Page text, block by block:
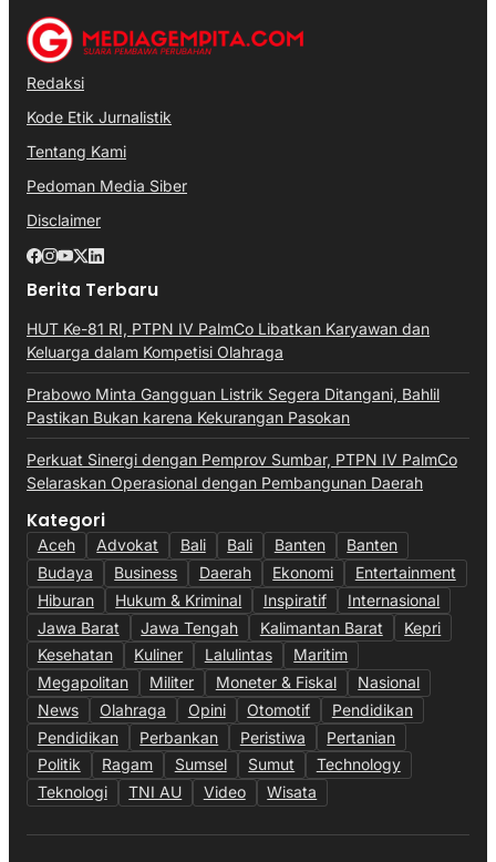
Redaksi
Kode Etik Jurnalistik
Tentang Kami
Pedoman Media Siber
Disclaimer
Berita Terbaru
HUT Ke-81 RI, PTPN IV PalmCo Libatkan Karyawan dan
Keluarga dalam Kompetisi Olahraga
Prabowo Minta Gangguan Listrik Segera Ditangani, Bahlil
Pastikan Bukan karena Kekurangan Pasokan
Perkuat Sinergi dengan Pemprov Sumbar, PTPN IV PalmCo
Selaraskan Operasional dengan Pembangunan Daerah
Kategori
Aceh Advokat Bali Bali Banten
Banten
Budaya
Business Daerah Ekonomi
Entertainment
Hiburan
Hukum & Kriminal Inspiratif
Internasional
Jawa Barat
Jawa Tengah Kalimantan Barat
Kepri
Kesehatan
Kuliner Lalulintas
Maritim
Megapolitan
Militer Moneter & Fiskal
Nasional
News
Olahraga Opini Otomotif
Pendidikan
Pendidikan
Perbankan Peristiwa
Pertanian
Politik
Ragam Sumsel Sumut
Technology
Teknologi
TNI AU Video Wisata